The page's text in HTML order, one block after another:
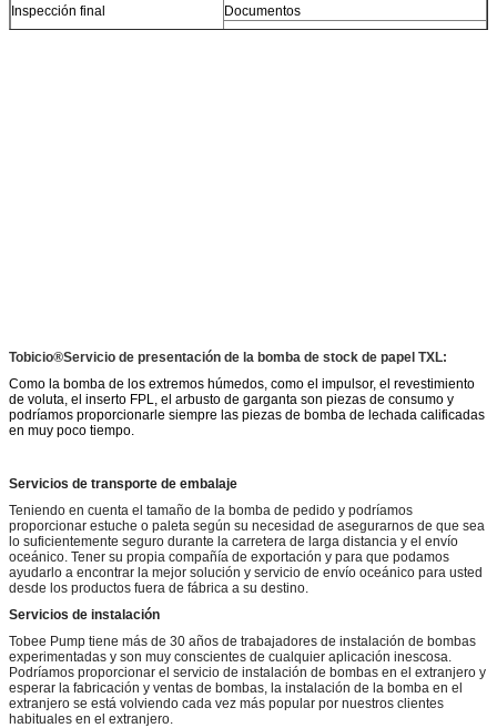
Inspección final
Documentos
Repuestos y accesorios
Tobicio®Servicio de presentación de la bomba de stock de papel TXL:
Como la bomba de los extremos húmedos, como el impulsor, el revestimiento
de voluta, el inserto FPL, el arbusto de garganta son piezas de consumo y
podríamos proporcionarle siempre las piezas de bomba de lechada calificadas
en muy poco tiempo.
Servicios de transporte de embalaje
Teniendo en cuenta el tamaño de la bomba de pedido y podríamos
proporcionar estuche o paleta según su necesidad de asegurarnos de que sea
lo suficientemente seguro durante la carretera de larga distancia y el envío
oceánico. Tener su propia compañía de exportación y para que podamos
ayudarlo a encontrar la mejor solución y servicio de envío oceánico para usted
desde los productos fuera de fábrica a su destino.
Servicios de instalación
Tobee Pump tiene más de 30 años de trabajadores de instalación de bombas
experimentadas y son muy conscientes de cualquier aplicación inescosa.
Podríamos proporcionar el servicio de instalación de bombas en el extranjero y
esperar la fabricación y ventas de bombas, la instalación de la bomba en el
extranjero se está volviendo cada vez más popular por nuestros clientes
habituales en el extranjero.